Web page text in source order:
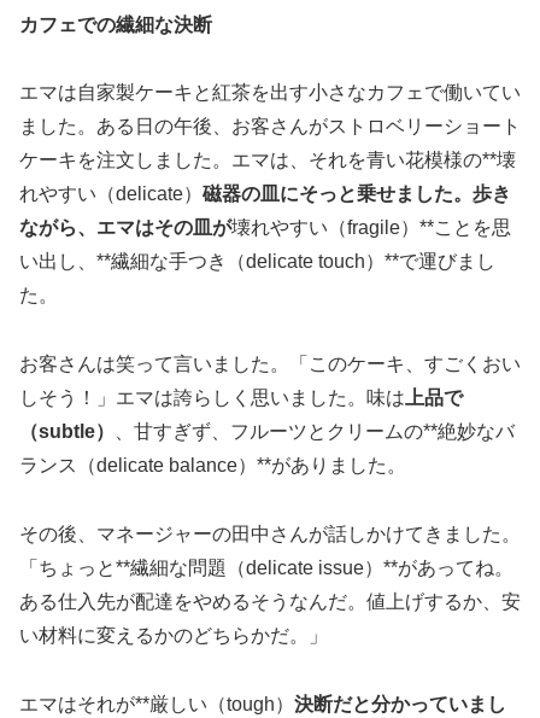
カフェでの繊細な決断
エマは自家製ケーキと紅茶を出す小さなカフェで働いてい
ました。ある日の午後、お客さんがストロベリーショート
ケーキを注文しました。エマは、それを青い花模様の**壊
れやすい（delicate） 磁器の皿にそっと乗せました。歩き
ながら、エマはその皿が壊れやすい（fragile）**ことを思
い出し、**繊細な手つき（delicate touch）**で運びまし
た。
お客さんは笑って言いました。「このケーキ、すごくおい
しそう！」エマは誇らしく思いました。味は 上品で
（subtle）
、甘すぎず、フルーツとクリームの**絶妙なバ
ランス（delicate balance）**がありました。
その後、マネージャーの田中さんが話しかけてきました。
「ちょっと**繊細な問題（delicate issue）**があってね。
ある仕入先が配達をやめるそうなんだ。値上げするか、安
い材料に変えるかのどちらかだ。」
エマはそれが**厳しい（tough） 決断だと分かっていまし